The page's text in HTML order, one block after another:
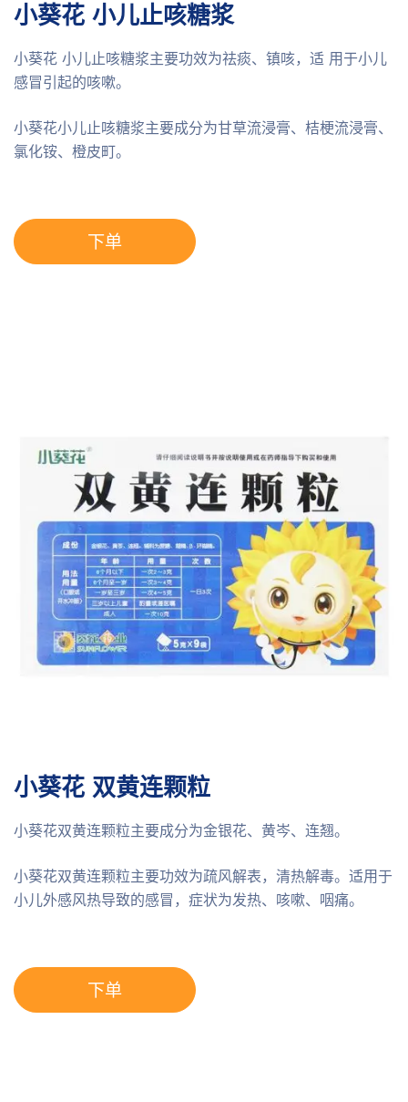
小葵花 小儿止咳糖浆
小葵花 小儿止咳糖浆主要功效为祛痰、镇咳，适 用于小儿
感冒引起的咳嗽。
小葵花小儿止咳糖浆主要成分为甘草流浸膏、桔梗流浸膏、
氯化铵、橙皮町。
下单
小葵花 双黄连颗粒
小葵花双黄连颗粒主要成分为金银花、黄岑、连翘。
小葵花双黄连颗粒主要功效为疏风解表，清热解毒。适用于
小儿外感风热导致的感冒，症状为发热、咳嗽、咽痛。
下单